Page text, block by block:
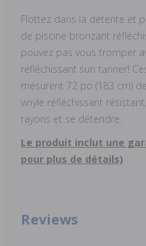
Flottez dans la détente et
de piscine bronzant
pouvez pas vous tromper
réfléchissant sun tanner!
mesurent 72 po (183 cm)
vinyle réfléchissant
rayons et se détendre.
Le produit inclut une
pour plus de détails)
Reviews